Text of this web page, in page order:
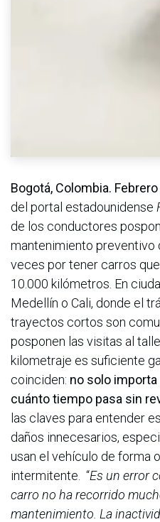
Bogotá, Colombia.
del portal estadounidense
de los conductores
mantenimiento preventivo
veces por tener carros
10.000 kilómetros. En
Medellín o Cali, donde el
trayectos cortos son
posponen las visitas al
kilometraje es suficiente
coinciden: no solo
cuánto tiempo pasa sin
las claves para entender
daños innecesarios,
usan el vehículo de forma
intermitente. “Es un error
carro no ha recorrido
mantenimiento. La